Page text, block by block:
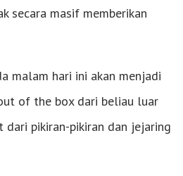
secara masif memberikan
malam hari ini akan menjadi
of the box dari beliau luar
dari pikiran-pikiran dan jejaring